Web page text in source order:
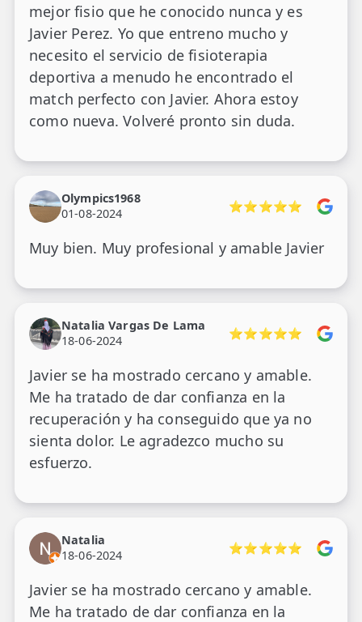
mejor fisio que he conocido nunca y es
Javier Perez. Yo que entreno mucho y
necesito el servicio de fisioterapia
deportiva a menudo he encontrado el
match perfecto con Javier. Ahora estoy
como nueva. Volveré pronto sin duda.
Olympics1968
01-08-2024
⭐⭐⭐⭐⭐
Muy bien. Muy profesional y amable Javier
Natalia Vargas De Lama
18-06-2024
⭐⭐⭐⭐⭐
Javier se ha mostrado cercano y amable.
Me ha tratado de dar confianza en la
recuperación y ha conseguido que ya no
sienta dolor. Le agradezco mucho su
esfuerzo.
Natalia
18-06-2024
⭐⭐⭐⭐⭐
Javier se ha mostrado cercano y amable.
Me ha tratado de dar confianza en la